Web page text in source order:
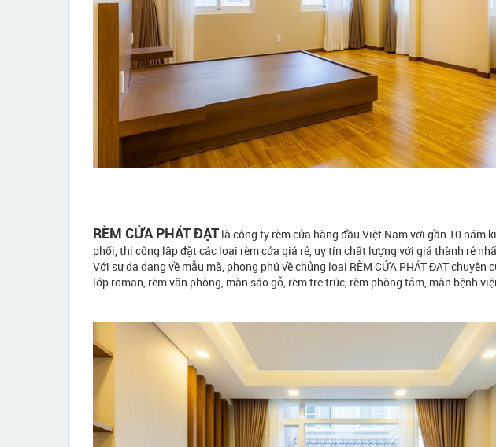
RÈM CỬA PHÁT ĐẠT là công ty rèm cửa hàng đầu Việt Nam với gần 10 năm
phối, thi công lắp đặt các loại rèm cửa giá rẻ, uy tín chất lượng với giá thành rẻ
Với sự đa dạng về mẫu mã, phong phú về chủng loại RÈM CỬA PHÁT ĐẠT chuyên
lớp roman, rèm văn phòng, màn sáo gỗ, rèm tre trúc, rèm phòng tắm, màn bệnh